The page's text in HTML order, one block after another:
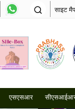
साइट मैप
एसएसआर सीएसआईआर